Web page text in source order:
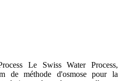
Le Swiss Water Process,
de méthode d'osmose pour la